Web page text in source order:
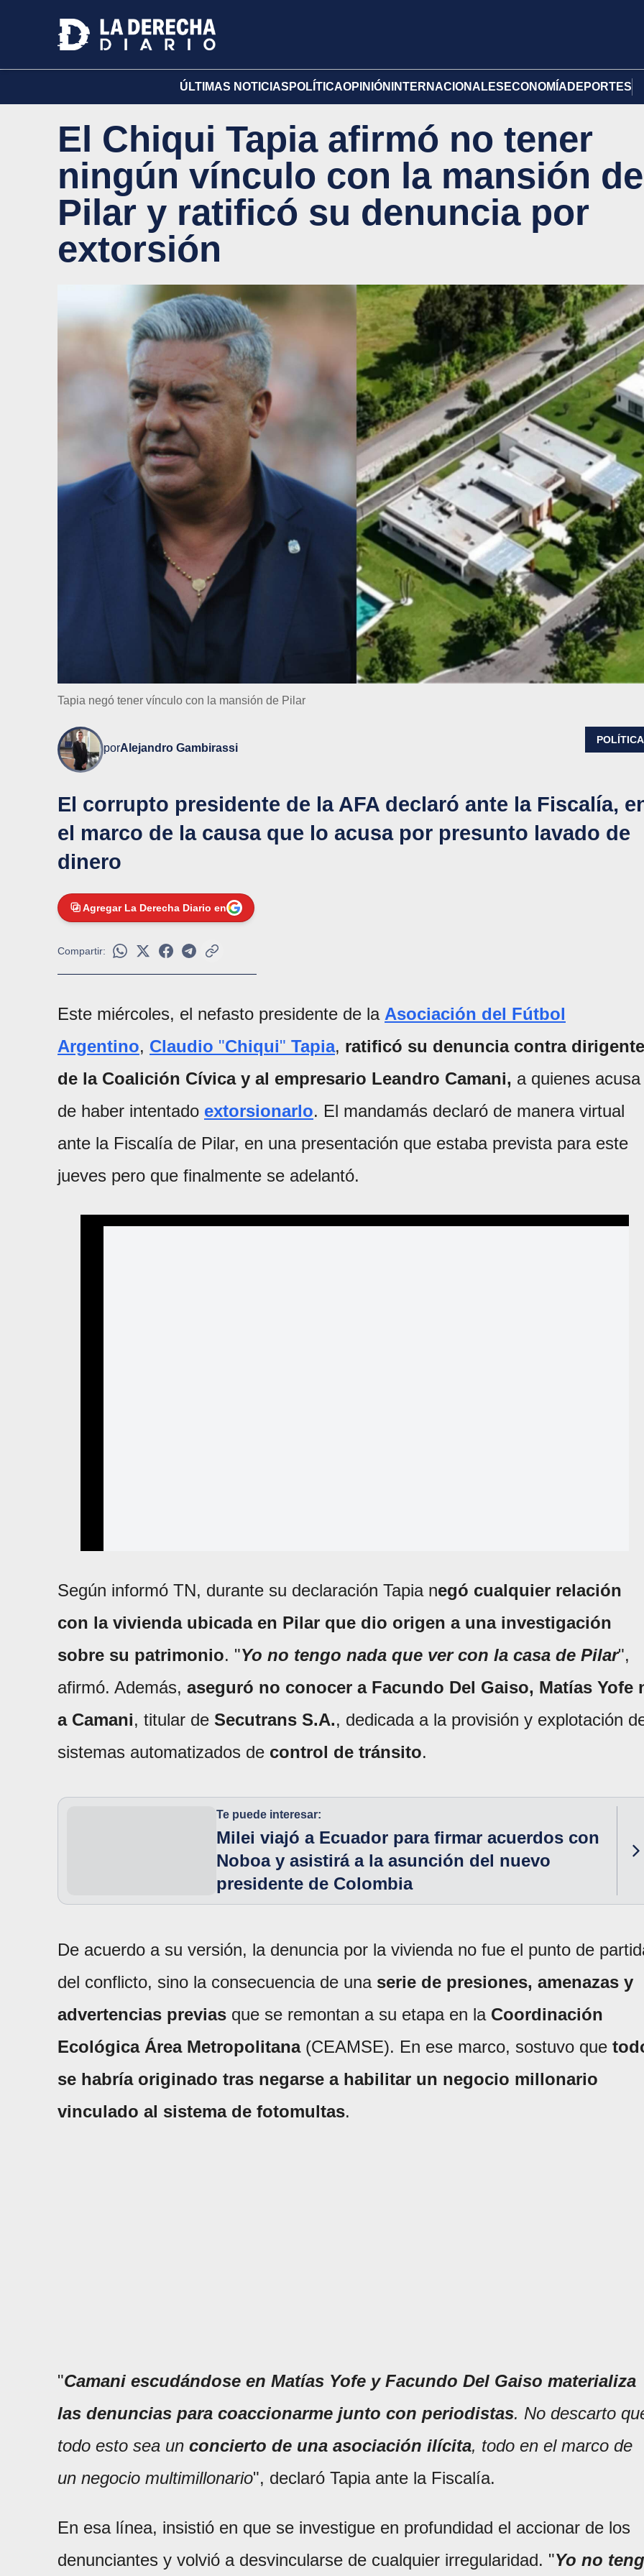
ÚLTIMAS NOTICIAS POLÍTICAOPINIÓN INTERNACIONALES ECONOMÍA DEPORTES
El Chiqui Tapia afirmó no tener
ningún vínculo con la mansión de
Pilar y ratificó su denuncia por
extorsión
Tapia negó tener vínculo con la mansión de Pilar
porAlejandro Gambirassi
POLÍTICA
El corrupto presidente de la AFA declaró ante la Fiscalía,
el marco de la causa que lo acusa por presunto lavado de
dinero
Agregar La Derecha Diario en
Compartir:
Este miércoles, el nefasto presidente de la Asociación del Fútbol
Argentino, Claudio "Chiqui" Tapia, ratificó su denuncia contra
de la Coalición Cívica y al empresario Leandro Camani, a quienes acusa
de haber intentado extorsionarlo. El mandamás declaró de manera virtual
ante la Fiscalía de Pilar, en una presentación que estaba prevista para este
jueves pero que finalmente se adelantó.
Según informó TN, durante su declaración Tapia negó cualquier relación
con la vivienda ubicada en Pilar que dio origen a una investigación
sobre su patrimonio. "Yo no tengo nada que ver con la casa de Pilar",
afirmó. Además, aseguró no conocer a Facundo Del Gaiso, Matías Yofe
a Camani, titular de Secutrans S.A., dedicada a la provisión y explotación
sistemas automatizados de control de tránsito.
Te puede interesar:
Milei viajó a Ecuador para firmar acuerdos con
Noboa y asistirá a la asunción del nuevo
presidente de Colombia
De acuerdo a su versión, la denuncia por la vivienda no fue el punto de
del conflicto, sino la consecuencia de una serie de presiones, amenazas y
advertencias previas que se remontan a su etapa en la Coordinación
Ecológica Área Metropolitana(CEAMSE). En ese marco, sostuvo que
se habría originado tras negarse a habilitar un negocio millonario
vinculado al sistema de fotomultas.
"Camani escudándose en Matías Yofe y Facundo Del Gaiso materializa
las denuncias para coaccionarme junto con periodistas. No descarto
todo esto sea un concierto de una asociación ilícita, todo en el marco de
un negocio multimillonario", declaró Tapia ante la Fiscalía.
En esa línea, insistió en que se investigue en profundidad el accionar de los
denunciantes y volvió a desvincularse de cualquier irregularidad. "Yo no